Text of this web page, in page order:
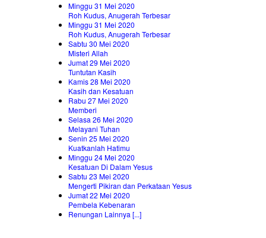
Minggu 31 Mei 2020
Roh Kudus, Anugerah Terbesar
Minggu 31 Mei 2020
Roh Kudus, Anugerah Terbesar
Sabtu 30 Mei 2020
Misteri Allah
Jumat 29 Mei 2020
Tuntutan Kasih
Kamis 28 Mei 2020
Kasih dan Kesatuan
Rabu 27 Mei 2020
Memberi
Selasa 26 Mei 2020
Melayani Tuhan
Senin 25 Mei 2020
Kuatkanlah Hatimu
Minggu 24 Mei 2020
Kesatuan Di Dalam Yesus
Sabtu 23 Mei 2020
Mengerti Pikiran dan Perkataan Yesus
Jumat 22 Mei 2020
Pembela Kebenaran
Renungan Lainnya [...]